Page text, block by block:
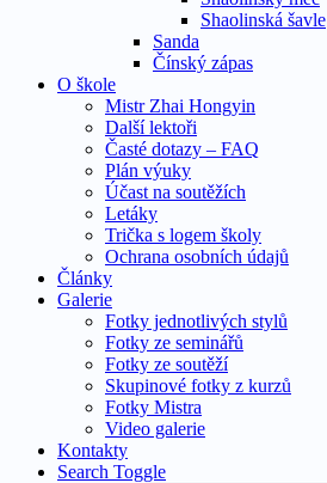
Shaolinská šavle
Sanda
Čínský zápas
O škole
Mistr Zhai Hongyin
Další lektoři
Časté dotazy – FAQ
Plán výuky
Účast na soutěžích
Letáky
Trička s logem školy
Ochrana osobních údajů
Články
Galerie
Fotky jednotlivých stylů
Fotky ze seminářů
Fotky ze soutěží
Skupinové fotky z kurzů
Fotky Mistra
Video galerie
Kontakty
Search Toggle